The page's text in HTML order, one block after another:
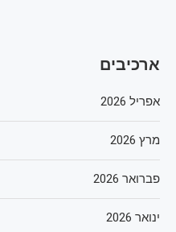
ארכיבים
אפריל 2026
מרץ 2026
פברואר 2026
ינואר 2026